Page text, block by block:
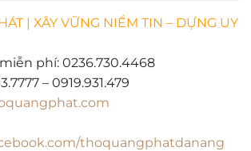
| XÂY VỮNG NIỀM TIN – DỰNG UY
phí: 0236.730.4468
– 0919.931.479
thoquangphatdanang